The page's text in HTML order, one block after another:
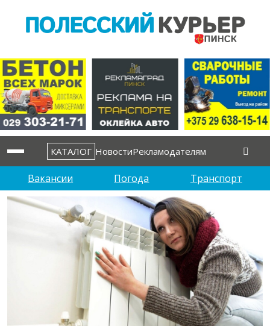
КАТАЛОГ НовостиРекламодателям
Вакансии Погода Транспорт